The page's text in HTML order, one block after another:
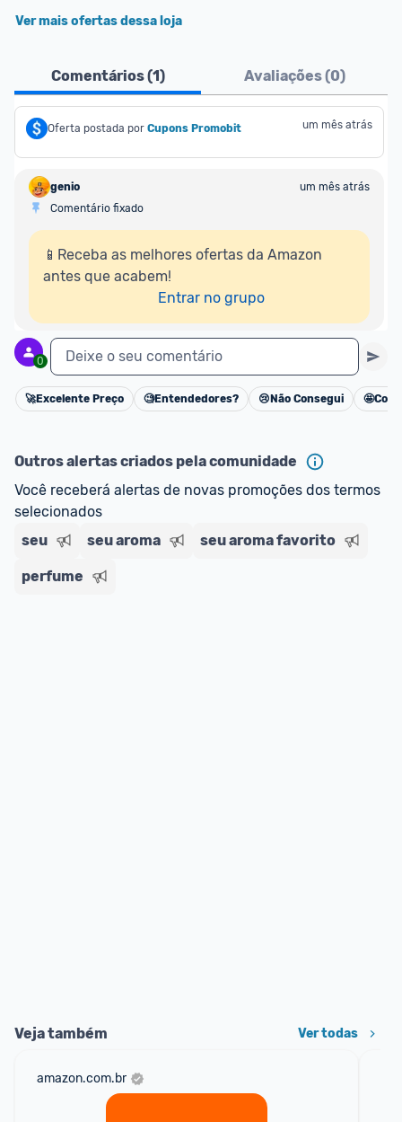
Ver mais ofertas dessa loja
Comentários (1) Avaliações (0)
Oferta postada por Cupons Promobit um mês atrás
genio
um mês atrás
Comentário fixado
📱Receba as melhores ofertas da Amazon
antes que acabem!
Entrar no grupo
0 Deixe o seu comentário
Cancelar
🚀Excelente Preço 🧐Entendedores? 😢 Não Consegui 🤩
Outros alertas criados pela comunidade
Você receberá alertas de novas promoções dos termos
selecionados
seu
seu aroma seu aroma favorito
perfume
Veja também Ver todas
amazon.com.br